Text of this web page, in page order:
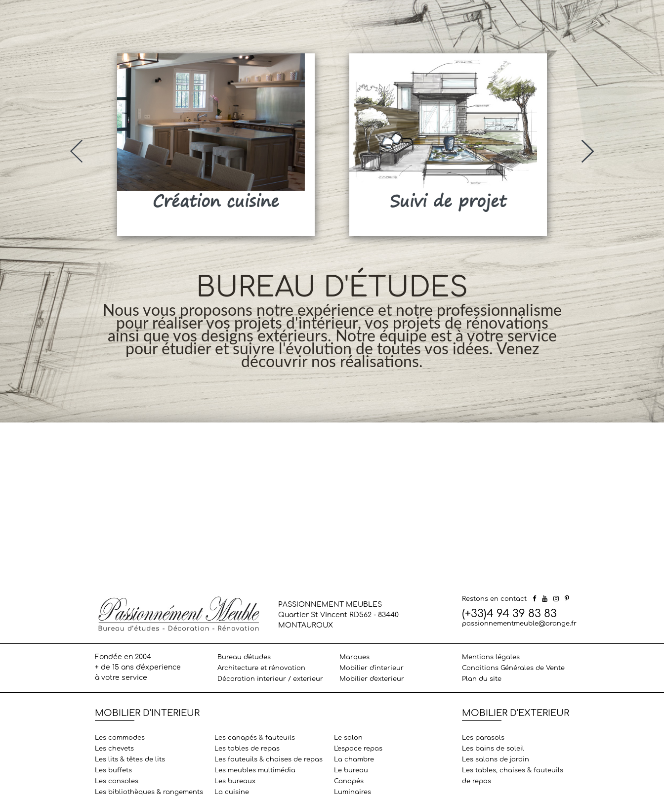
Création cuisine Suivi de projet
BUREAU D'ÉTUDES
Nous vous proposons notre expérience et notre professionnalisme
pour réaliser vos projets d'intérieur, vos projets de rénovations
ainsi que vos designs extérieurs. Notre équipe est à votre service
pour étudier et suivre l'évolution de toutes vos idées. Venez
découvrir nos réalisations.
PASSIONNEMENT MEUBLES
Quartier St Vincent RD562 - 83440
MONTAUROUX
Restons en contact
(+33)4 94 39 83 83
passionnementmeuble@orange.fr
Fondée en 2004
+ de 15 ans d'éxperience
à votre service
Bureau d'études
Architecture et rénovation
Décoration interieur / exterieur
Marques
Mobilier d'interieur
Mobilier d'exterieur
Mentions légales
Conditions Générales de Vente
Plan du site
MOBILIER D'INTERIEUR
Les commodes
Les chevets
Les lits & têtes de lits
Les buffets
Les consoles
Les bibliothèques & rangements
Les canapés & fauteuils
Les tables de repas
Les fauteuils & chaises de repas
Les meubles multimédia
Les bureaux
La cuisine
Le salon
L'espace repas
La chambre
Le bureau
Canapés
Luminaires
MOBILIER D'EXTERIEUR
Les parasols
Les bains de soleil
Les salons de jardin
Les tables, chaises & fauteuils
de repas